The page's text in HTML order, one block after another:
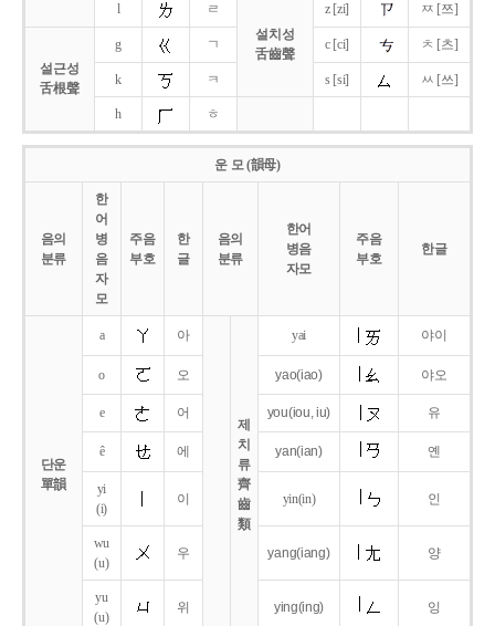
l
ㄹ
설치성
舌齒聲
z [zi] ㅉ [쯔]
설근성
舌根聲
g ㄱ c [ci] ㅊ [츠]
k ㅋ s [si] ㅆ [쓰]
h ㅎ
운 모 (韻母)
음의
분류
한
어
병
음
자
모
주음
부호
한
글
음의
분류
한어
병음
자모
주음
부호
한글
단운
單韻
a 아
제
치
류
齊
齒
類
yai 야이
o 오 yao(iao) 야오
e 어 you(iou,iu) 유
ê 에 yan(ian) 옌
yi
(i)
이 yin(in) 인
wu
(u)
우 yang(iang) 양
yu
(u)
위 ying(ing) 잉